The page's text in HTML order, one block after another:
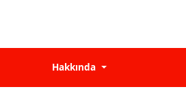
Hakkında